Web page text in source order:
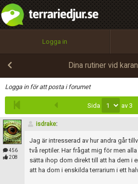
Logga in
Dina rutiner vid
Logga in för att posta i forumet
Sida av 3
456
208
isdrake:
Jag är intresserad av hur andra går
två reptiler. Har frågat mig för men
sätta ihop dom direkt till att ha dem i
att ha dom i enskilda terrarium i ett
Infoga
Utför
100%
OK
integritetspolicy
Namn:
Epost:
Användarnamn:
Lösenord:
Begär nytt lösenord